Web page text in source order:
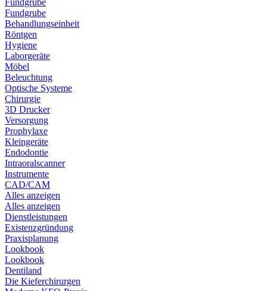
Fundgrube
Fundgrube
Behandlungseinheit
Röntgen
Hygiene
Laborgeräte
Möbel
Beleuchtung
Optische Systeme
Chirurgie
3D Drucker
Versorgung
Prophylaxe
Kleingeräte
Endodontie
Intraoralscanner
Instrumente
CAD/CAM
Alles anzeigen
Alles anzeigen
Dienstleistungen
Existenzgründung
Praxisplanung
Lookbook
Lookbook
Dentiland
Die Kieferchirurgen